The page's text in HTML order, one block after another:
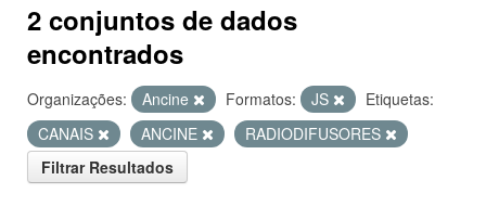
2 conjuntos de dados
encontrados
Organizações: Ancine Formatos: JS
Etiquetas:
CANAIS
ANCINE
RADIODIFUSORES
Filtrar Resultados